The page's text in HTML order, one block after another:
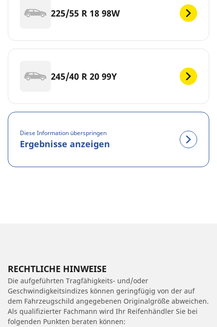
225/55 R 18 98W
245/40 R 20 99Y
Diese Information überspringen
Ergebnisse anzeigen
RECHTLICHE HINWEISE
Die aufgeführten Tragfähigkeits- und/oder
Geschwindigkeitsindizes können geringfügig von der auf
dem Fahrzeugschild angegebenen Originalgröße abweichen.
Als qualifizierter Fachmann wird Ihr Reifenhändler Sie bei
folgenden Punkten beraten können: